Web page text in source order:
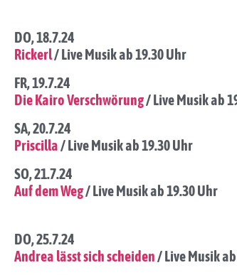
DO, 18.7.24
Rickerl/ Live Musik ab 19.30 Uhr
FR, 19.7.24
Die Kairo Verschwörung/ Live Musik ab
SA, 20.7.24
Priscilla/ Live Musik ab 19.30 Uhr
SO, 21.7.24
Auf dem Weg/ Live Musik ab 19.30 Uhr
DO, 25.7.24
Andrea lässt sich scheiden/ Live Musik